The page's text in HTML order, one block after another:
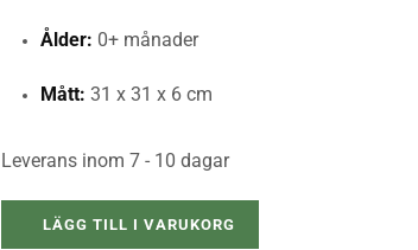
Ålder: 0+ månader
Mått: 31 x 31 x 6 cm
Leverans inom 7 - 10 dagar
LÄGG TILL I VARUKORG